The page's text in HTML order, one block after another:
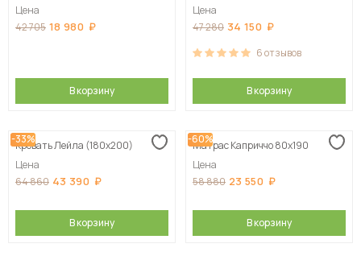
Цена
42 705 18 980
В корзину
Цена
47 280 34 150
6отзывов
В корзину
-33%
Кровать Лейла (180х200)
Цена
64 860 43 390
В корзину
-60%
Матрас Каприччо 80х190
Цена
58 880 23 550
В корзину